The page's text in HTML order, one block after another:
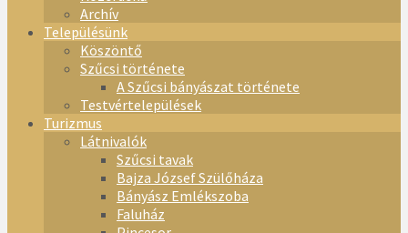
Archív
Településünk
Köszöntő
Szűcsi története
A Szűcsi bányászat története
Testvértelepülések
Turizmus
Látnivalók
Szűcsi tavak
Bajza József Szülőháza
Bányász Emlékszoba
Faluház